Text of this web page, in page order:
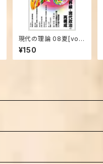
現代の理論 08夏[vol.
16] (現代の理論) (単行
本)
¥150